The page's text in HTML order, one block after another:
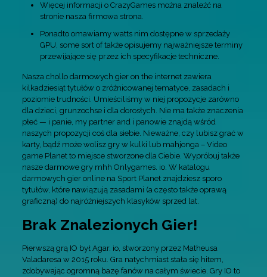
Więcej informacji o CrazyGames można znaleźć na
stronie nasza firmowa strona.
Ponadto omawiamy watts nim dostępne w sprzedaży
GPU, some sort of także opisujemy najważniejsze terminy
przewijające się przez ich specyfikacje techniczne.
Nasza chollo darmowych gier on the internet zawiera
kilkadziesiąt tytułów o zróżnicowanej tematyce, zasadach i
poziomie trudności. Umieściliśmy w niej propozycje zarówno
dla dzieci, grunzochse i dla dorosłych. Nie ma także znaczenia
płeć — i panie, my partner and i panowie znajdą wśród
naszych propozycji coś dla siebie. Nieważne, czy lubisz grać w
karty, bądź może wolisz gry w kulki lub mahjonga – Video
game Planet to miejsce stworzone dla Ciebie. Wypróbuj także
nasze darmowe gry mhh Onlygames. io. W katalogu
darmowych gier online na Sport Planet znajdziesz sporo
tytułów, które nawiązują zasadami (a często także oprawą
graficzną) do najróżniejszych klasyków sprzed lat.
Brak Znalezionych Gier!
Pierwszą grą IO był Agar. io, stworzony przez Matheusa
Valadaresa w 2015 roku. Gra natychmiast stała się hitem,
zdobywając ogromną bazę fanów na całym świecie. Gry IO to